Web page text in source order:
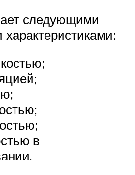
следующими
характеристиками:
в